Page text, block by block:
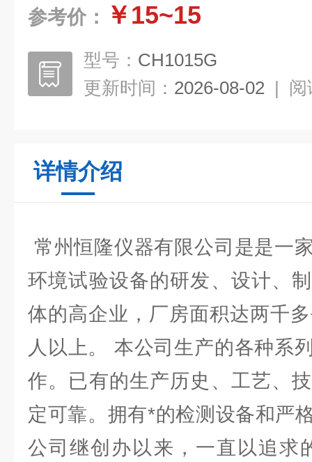
参考价： ￥15~15
型号： CH1015G
更新时间： 2026-08-02 | 阅
详情介绍
常州恒隆仪器有限公司是是一
环境试验设备的研发、设计、
体的高企业，厂房面积达两千
人以上。 本公司生产的各种系
作。已有的生产历史、工艺、
定可靠。拥有*的检测设备和严
公司继创办以来，一直以追求